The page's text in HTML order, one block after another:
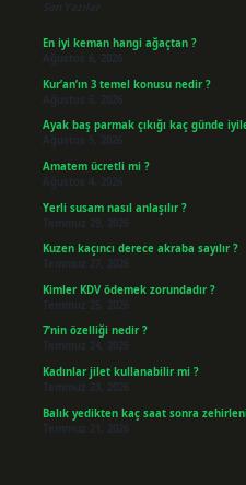
Son Yazılar
En iyi keman hangi ağaçtan ?
Ağustos 6, 2026
Kur’an’ın 3 temel konusu nedir ?
Ağustos 6, 2026
Ayak baş parmak çıkığı kaç günde
Ağustos 5, 2026
Amatem ücretli mi ?
Ağustos 4, 2026
Yerli susam nasıl anlaşılır ?
Temmuz 29, 2026
Kuzen kaçıncı derece akraba sayılır ?
Temmuz 27, 2026
Kimler KDV ödemek zorundadır ?
Temmuz 25, 2026
7’nin özelliği nedir ?
Temmuz 24, 2026
Kadınlar jilet kullanabilir mi ?
Temmuz 23, 2026
Balık yedikten kaç saat sonra
Temmuz 21, 2026